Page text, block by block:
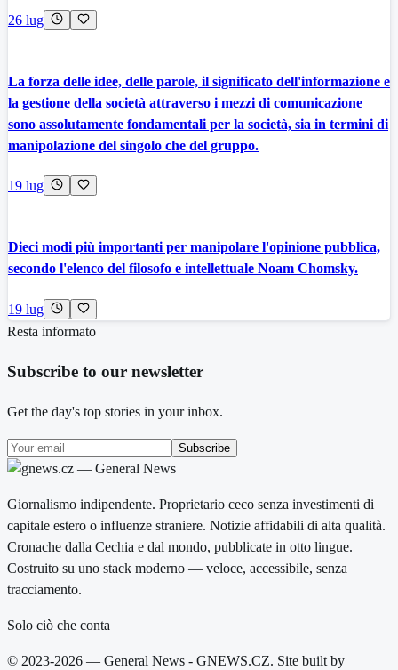
26 lug
La forza delle idee, delle parole, il significato dell'informazione e
la gestione della società attraverso i mezzi di comunicazione
sono assolutamente fondamentali per la società, sia in termini di
manipolazione del singolo che del gruppo.
19 lug
Dieci modi più importanti per manipolare l'opinione pubblica,
secondo l'elenco del filosofo e intellettuale Noam Chomsky.
19 lug
Resta informato
Subscribe to our newsletter
Get the day's top stories in your inbox.
Subscribe
Giornalismo indipendente. Proprietario ceco senza investimenti di
capitale estero o influenze straniere. Notizie affidabili di alta qualità.
Cronache dalla Cechia e dal mondo, pubblicate in otto lingue.
Costruito su uno stack moderno — veloce, accessibile, senza
tracciamento.
Solo ciò che conta
© 2023-2026 — General News - GNEWS.CZ. Site built by